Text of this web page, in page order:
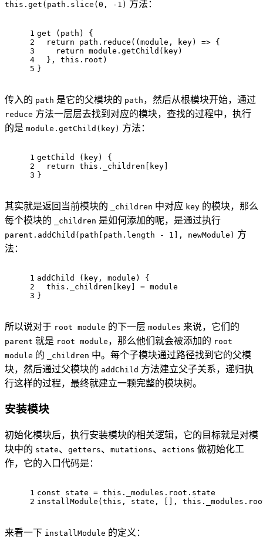
this.get(path.slice(0, -1) 方法：
1
2
3
4
5
get (path) {
return path. reduce ( (module , key) => {
return module . getChild (key)
  },
this . root )
}
传入的 path 是它的父模块的 path ，然后从根模块开始，通过
reduce 方法一层层去找到对应的模块，查找的过程中，执行
的是 module.getChild(key) 方法：
1
2
3
getChild
(key) {
return this . _children [key]
}
其实就是返回当前模块的 _children 中对应 key 的模块，那么
每个模块的
_children 是如何添加的呢，是通过执行
parent.addChild(path[path.length - 1], newModule) 方
法：
1
2
3
addChild (key, module ) {
this . _children [key] = module
}
所以说对于 root module 的下一层 modules 来说，它们的
parent 就是 root module ，那么他们就会被添加的 root
module 的 _children 中。每个子模块通过路径找到它的父模
块，然后通过父模块的 addChild 方法建立父子关系，递归执
行这样的过程，最终就建立一颗完整的模块树。
安装模块
初始化模块后，执行安装模块的相关逻辑，它的目标就是对模
块中的 state、 getters、 mutations、 actions 做初始化工
作，它的入口代码是：
1
2
const state = this . _modules . root . state
installModule ( this , state, [], this . _modules .
来看一下 installModule 的定义：